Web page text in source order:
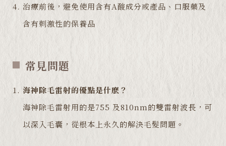
治療前後，避免使用含有A酸成分或產品、口服藥及
含有刺激性的保養品
常見問題
海神除毛雷射的優點是什麽？
海神除毛雷射用的是755 及810nm的雙雷射波長，可
以深入毛囊，從根本上永久的解決毛髮問題。